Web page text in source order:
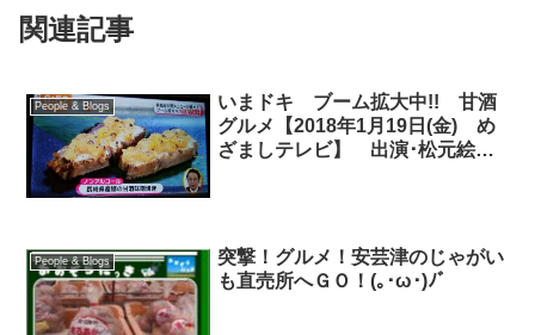
関連記事
People & Blogs
いまドキ ブーム拡大中!! 甘酒
グルメ【2018年1月19日(金) め
ざましテレビ】 出演･松元絵里
People & Blogs
突撃！グルメ！安芸津のじゃがい
も直売所へＧＯ！(｡･ω･)ﾉﾞ